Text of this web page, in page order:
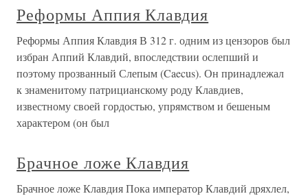
Реформы Аппия Клавдия
Реформы Аппия Клавдия В 312 г. одним из цензоров был
избран Аппий Клавдий, впоследствии ослепший и
поэтому прозванный Слепым (Caecus). Он принадлежал
к зна­менитому патрицианскому роду Клавдиев,
известному своей гордос­тью, упрямством и бешеным
характером (он был
Брачное ложе Клавдия
Брачное ложе Клавдия Пока император Клавдий дряхлел,